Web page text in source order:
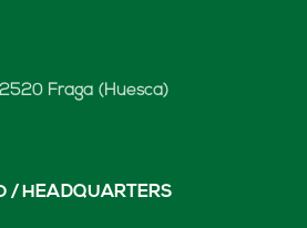
Fraga (Huesca)
/ HEADQUARTERS